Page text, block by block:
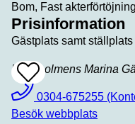
Bom, Fast akterförtöjning
Prisinformation
Gästplats samt
Add
To
Favrites
Mossholmens Marina
0304-675255
Besök webbplats